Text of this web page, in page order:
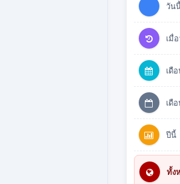
วัน
เมื่
เดื
เดื
ปีนี้
ทั้ง